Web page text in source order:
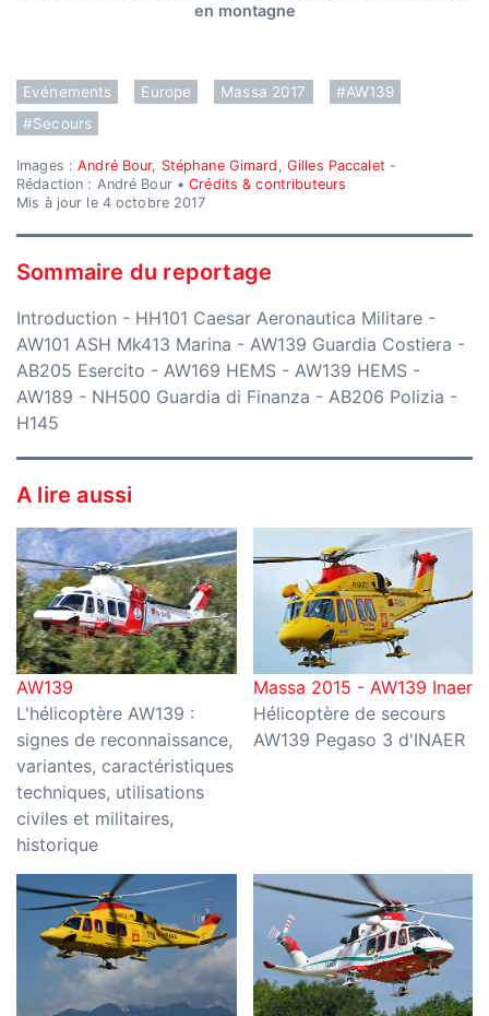
en montagne
Evénements Europe Massa 2017
#AW139
#Secours
Images :André Bour, Stéphane Gimard , Gilles Paccalet -
Rédaction : André Bour •Crédits & contributeurs
Mis à jour le 4 octobre 2017
Sommaire du reportage
Introduction - HH101 Caesar Aeronautica Militare -
AW101 ASH Mk413 Marina - AW139 Guardia Costiera -
AB205 Esercito - AW169 HEMS - AW139 HEMS -
AW189 - NH500 Guardia di Finanza - AB206 Polizia -
H145
A lire aussi
AW139
L'hélicoptère AW139 :
signes de reconnaissance,
variantes, caractéristiques
techniques, utilisations
civiles et militaires,
historique
Massa 2015 - AW139 Inaer
Hélicoptère de secours
AW139 Pegaso 3 d'INAER